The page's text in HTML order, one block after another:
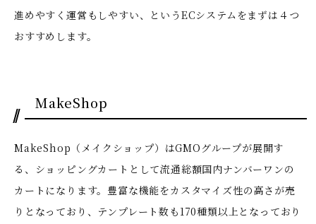
進めやすく運営もしやすい、というECシステムをまずは４つ
おすすめします。
MakeShop
MakeShop（メイクショップ）はGMOグループが展開す
る、ショッピングカートとして流通総額国内ナンバーワンの
カートになります。豊富な機能をカスタマイズ性の高さが売
りとなっており、テンプレート数も170種類以上となっており